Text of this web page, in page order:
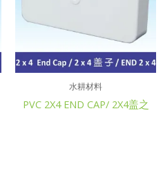
水耕材料
PVC 2X4 END CAP/ 2X4盖之